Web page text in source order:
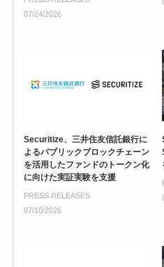
07/24/2026
07/10/2026
PRESS RELEASES
Securitize、三井住友信託銀行に
よるパブリックブロックチェーン
を活用したファンドのトークン化
に向けた実証実験を支援